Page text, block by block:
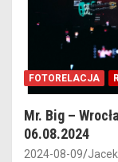
FOTORELACJA
Mr. Big –
06.08.2024
2024-08-09